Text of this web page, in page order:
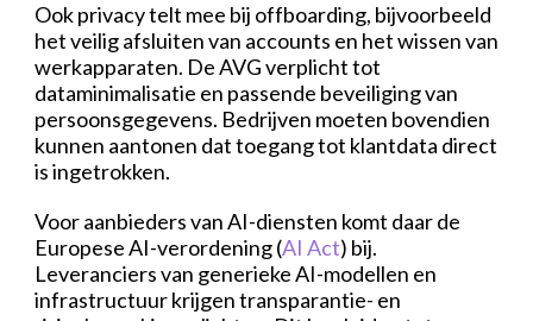
Ook privacy telt mee bij offboarding, bijvoorbeeld
het veilig afsluiten van accounts en het wissen van
werkapparaten. De AVG verplicht tot
dataminimalisatie en passende beveiliging van
persoonsgegevens. Bedrijven moeten bovendien
kunnen aantonen dat toegang tot klantdata direct
is ingetrokken.
Voor aanbieders van AI-diensten komt daar de
Europese AI-verordening (AI Act) bij.
Leveranciers van generieke AI-modellen en
infrastructuur krijgen transparantie- en